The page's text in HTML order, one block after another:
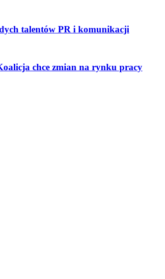
talentów PR i komunikacji
chce zmian na rynku pracy